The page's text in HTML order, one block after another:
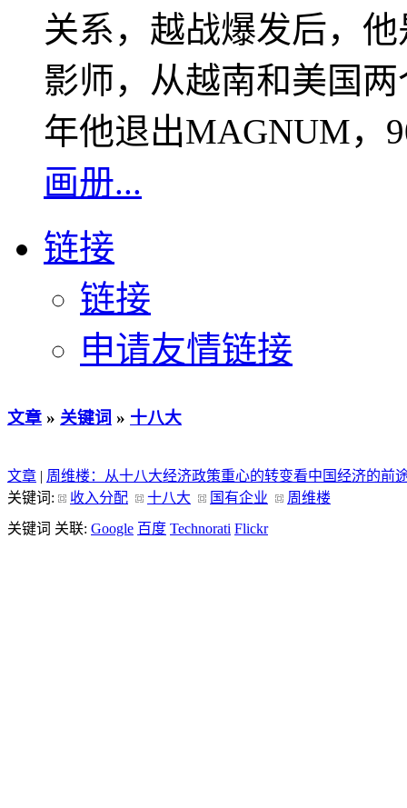
关系，越战爆发后，
影师，从越南和美国
年他退出MAGNUM，
画册...
链接
链接
申请友情链接
文章 » 关键词 » 十八大
文章 | 周维楼：从十八大经济政策重心的转变看中国经济的前
关键词:
收入分配 十八大 国有企业
周维楼
关键词 关联: Google 百度 Technorati Flickr